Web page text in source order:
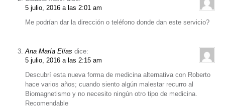
5 julio, 2016 a las 2:01 am
Me podrían dar la dirección o teléfono donde dan este servicio?
Ana María Elías dice:
5 julio, 2016 a las 2:15 am
Descubrí esta nueva forma de medicina alternativa con Roberto
hace varios años; cuando siento algún malestar recurro al
Biomagnetismo y no necesito ningún otro tipo de medicina.
Recomendable